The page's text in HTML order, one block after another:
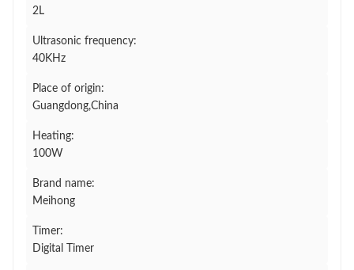
2L
Ultrasonic frequency:
40KHz
Place of origin:
Guangdong,China
Heating:
100W
Brand name:
Meihong
Timer:
Digital Timer